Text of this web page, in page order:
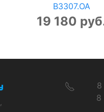
B3307.OA
19 180
8